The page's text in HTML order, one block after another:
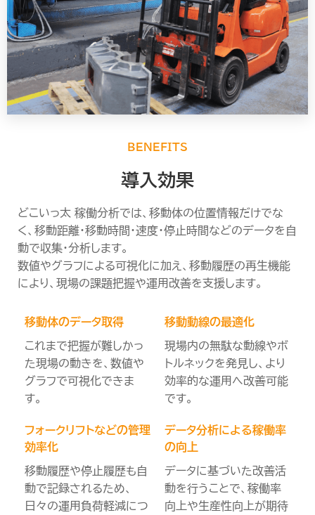
BENEFITS
導入効果
どこいっ太 稼働分析では、移動体の位置情報だけでな
く、移動距離・移動時間・速度・停止時間などのデータを自
動で収集・分析します。
数値やグラフによる可視化に加え、移動履歴の再生機能
により、現場の課題把握や運用改善を支援します。
移動体のデータ取得
これまで把握が難しかっ
た現場の動きを、数値や
グラフで可視化できま
す。
移動動線の最適化
現場内の無駄な動線やボ
トルネックを発見し、より
効率的な運用へ改善可能
です。
フォークリフトなどの管理
効率化
移動履歴や停止履歴も自
動で記録されるため、
日々の運用負荷軽減につ
データ分析による稼働率
の向上
データに基づいた改善活
動を行うことで、稼働率
向上や生産性向上が期待